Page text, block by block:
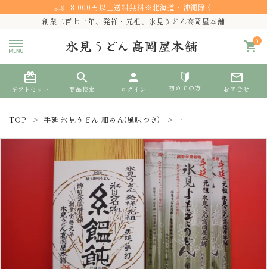
8,000円以上送料無料※北海道・沖縄除く
創業二百七十年、発祥・元祖、氷見うどん高岡屋本舗
0
shopping_cart
card_giftcard
ギフトセット
search
商品検索
person
ログイン 初めての方
mail_outline
お問合せ
熨斗対応
ACCOUNT MENU
ようこそ ゲスト 様
ログイン person 新規会員登録
TOP 手延 氷見うどん 細めん(風味つき) 手延 氷見よもぎうどん